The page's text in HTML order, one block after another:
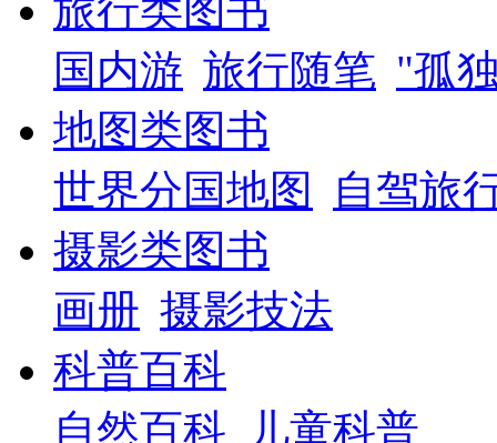
旅行类图书
国内游 旅行随笔 "孤
地图类图书
世界分国地图
自驾旅
摄影类图书
画册 摄影技法
科普百科
自然百科
儿童科普